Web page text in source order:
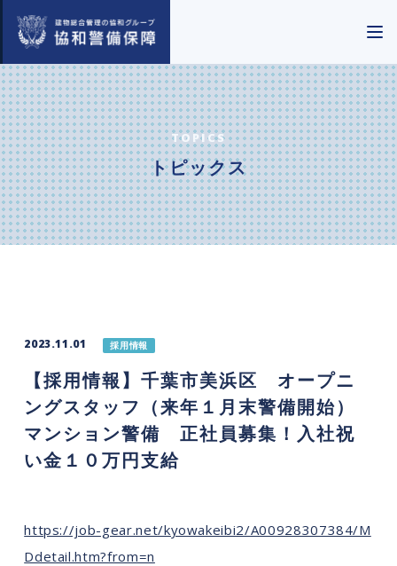
TOPICS
トピックス
2023.11.01 採用情報
【採用情報】千葉市美浜区 オープニ
ングスタッフ（来年１月末警備開始）
マンション警備 正社員募集！入社祝
い金１０万円支給
https://job-gear.net/kyowakeibi2/A00928307384/M
Ddetail.htm?from=n